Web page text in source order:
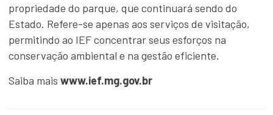
propriedade do parque, que continuará sendo do
Estado. Refere-se apenas aos serviços de visitação,
permitindo ao IEF concentrar seus esforços na
conservação ambiental e na gestão eficiente.
Saiba mais www.ief.mg.gov.br